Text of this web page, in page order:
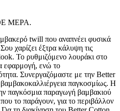
ΜΕΡΑ.
twill που αναπνέει φυσικά
χαρίζει έξτρα κάλυψη τις
Το ρυθμιζόμενο λουράκι στο
εφαρμογή, ενώ το
Συνεργαζόμαστε με την Better
παγκοσμίως. Η
παγκόσμια παραγωγή βαμβακιού
το παράγουν, για το περιβάλλον